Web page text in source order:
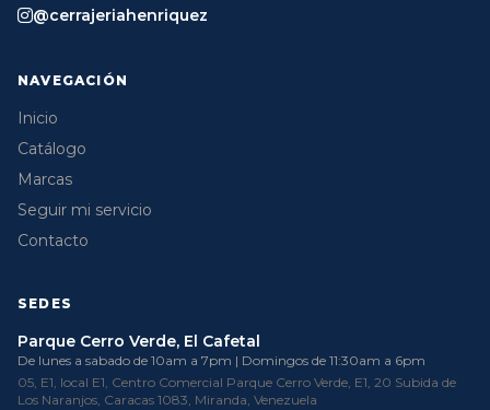
@cerrajeriahenriquez
NAVEGACIÓN
Inicio
Catálogo
Marcas
Seguir mi servicio
Contacto
SEDES
Parque Cerro Verde, El Cafetal
De lunes a sabado de 10am a 7pm | Domingos de 11:30am a 6pm
05, E1, local E1, Centro Comercial Parque Cerro Verde, E1, 20 Subida de
Los Naranjos, Caracas 1083, Miranda, Venezuela